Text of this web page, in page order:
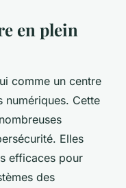
en plein
comme un centre
numériques. Cette
Elles
efficaces pour
des